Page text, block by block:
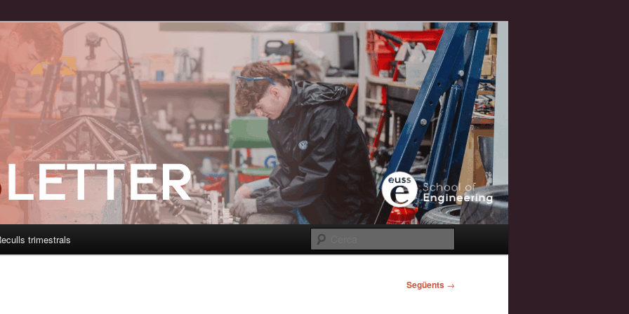
trimestrals
Següents →